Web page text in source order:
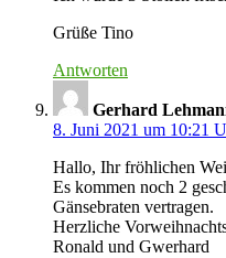
Grüße Tino
Antworten
Gerhard
8. Juni 2021 um 10:21
Hallo, Ihr fröhlichen
Es kommen noch 2
Gänsebraten vertragen.
Herzliche
Ronald und Gwerhard